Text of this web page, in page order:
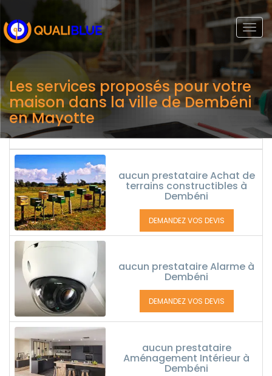
Les services proposés pour votre
maison dans la ville de Dembéni
en Mayotte
aucun prestataire Achat de
terrains constructibles à
Dembéni
DEMANDEZ VOS DEVIS
aucun prestataire Alarme à
Dembéni
DEMANDEZ VOS DEVIS
aucun prestataire
Aménagement Intérieur à
Dembéni